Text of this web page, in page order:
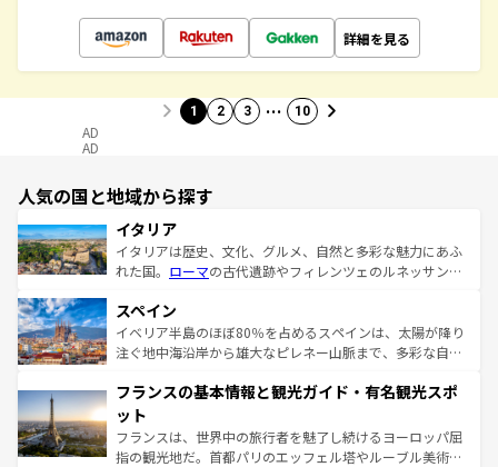
詳細を見る
1 2 3 … 10
AD
AD
人気の国と地域から探す
イタリア
イタリアは歴史、文化、グルメ、自然と多彩な魅力にあふ
れた国。 ローマの古代遺跡やフィレンツェのルネッサンス
ろん、トスカーナの美しい田園風景やアマルフィ海岸の絶
景など、自然景観も見逃せない。観光の合間には、本場の
ピザやパスタなど、絶品のイタリア料理を堪能することも
ませてくれるイタリアで、忘れられない旅をしてみよう！
なお、新着のイタリア情報は
しい。
スペイン
イベリア半島のほぼ80％を占めるスペインは、太陽が降り
注ぐ地中海沿岸から雄大なピレネー山脈まで、多彩な自然
文化が根付くこの国では、情熱的なフラメンコ、熱気あふ
れる闘牛、そして美味しいタパスが生活の一部となってい
る。首都マドリードの洗練された雰囲気や、バルセロナの
アートに溢れた街角から、地方では古代ローマ遺跡や中世
フランスの基本情報と観光ガイド・有名観光スポ
ット
フランスは、世界中の旅行者を魅了し続けるヨーロッパ屈
指の観光地だ。首都パリのエッフェル塔やルーブル美術館